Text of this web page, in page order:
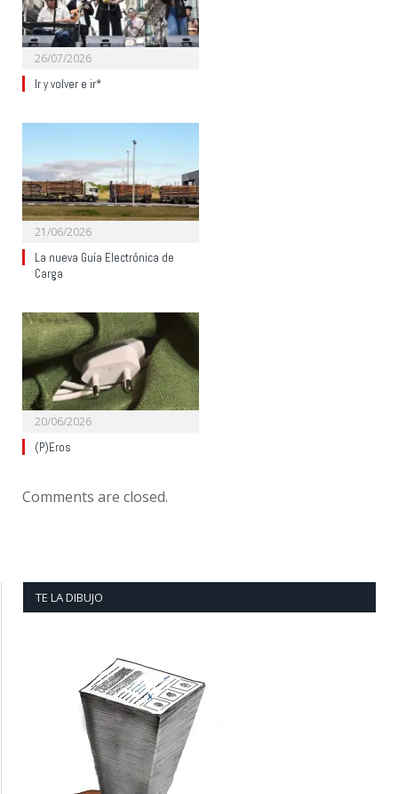
26/07/2026
Ir y volver e ir*
21/06/2026
La nueva Guía Electrónica de
Carga
20/06/2026
(P)Eros
Comments are closed.
TE LA DIBUJO